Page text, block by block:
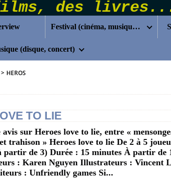
Festival (cinéma, musique...)
(disque, concert)
> HEROS
TO LIE
sur Heroes love to lie, entre «
trahison » Heroes love to lie De 2 à 5
partir de 3) Durée : 15 minutes À partir de
: Karen Nguyen Illustrateurs : Vincent
: Unfriendly games Si...